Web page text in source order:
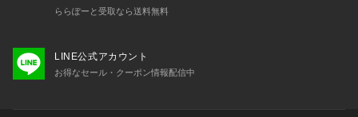
ららぽーと受取なら送料無料
LINE公式アカウント
お得なセール・クーポン情報配信中